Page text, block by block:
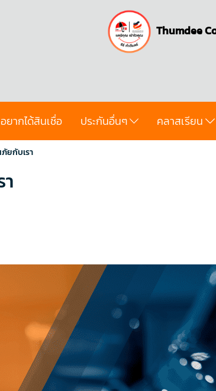
Thumdee
อยากได้สินเชื่อ ประกันอื่นๆ คลาสเรียน
ยกับเรา